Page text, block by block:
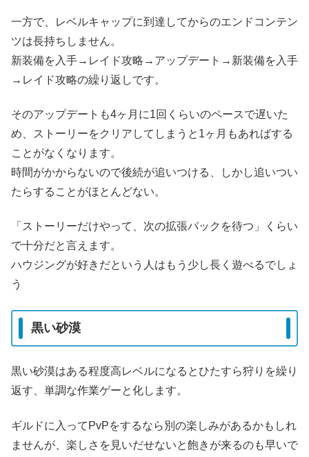
一方で、レベルキャップに到達してからのエンドコンテン
ツは長持ちしません。
新装備を入手→レイド攻略→アップデート→新装備を入手
→レイド攻略の繰り返しです。
そのアップデートも4ヶ月に1回くらいのペースで遅いた
め、ストーリーをクリアしてしまうと1ヶ月もあればする
ことがなくなります。
時間がかからないので後続が追いつける、しかし追いつい
たらすることがほとんどない。
「ストーリーだけやって、次の拡張パックを待つ」くらい
で十分だと言えます。
ハウジングが好きだという人はもう少し長く遊べるでしょ
う
黒い砂漠
黒い砂漠はある程度高レベルになるとひたすら狩りを繰り
返す、単調な作業ゲーと化します。
ギルドに入ってPvPをするなら別の楽しみがあるかもしれ
ませんが、楽しさを見いだせないと飽きが来るのも早いで